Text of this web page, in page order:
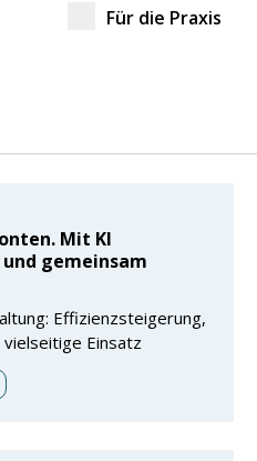
Für die Praxis
Mit KI
gemeinsam
Effizienzsteigerung,
Einsatz